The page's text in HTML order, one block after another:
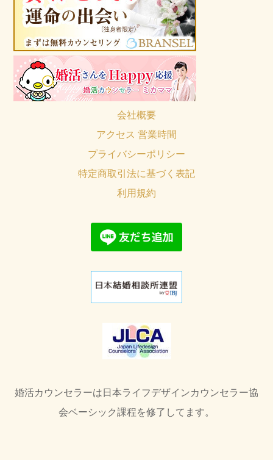
会社概要
アクセス 営業時間
プライバシーポリシー
特定商取引法に基づく表記
利用規約
婚活カウンセラーは日本ライフデザインカウンセラー協
会ベーシック課程を修了してます。